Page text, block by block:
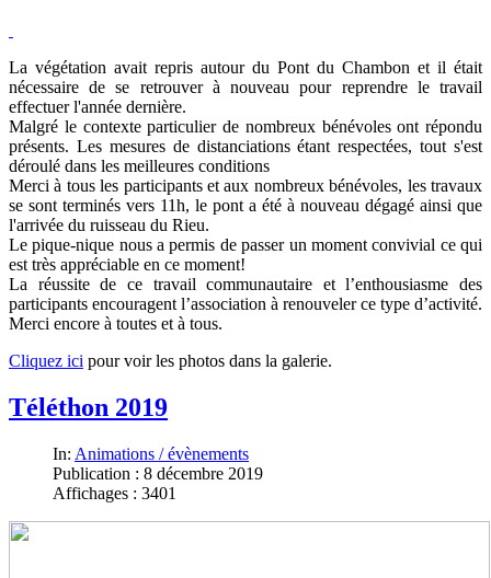
La végétation avait repris autour du Pont du Chambon et il était
nécessaire de se retrouver à nouveau pour reprendre le travail
effectuer l'année dernière.
Malgré le contexte particulier de nombreux bénévoles ont répondu
présents. Les mesures de distanciations étant respectées, tout s'est
déroulé dans les meilleures conditions
Merci à tous les participants et aux nombreux bénévoles, les travaux
se sont terminés vers 11h, le pont a été à nouveau dégagé ainsi que
l'arrivée du ruisseau du Rieu.
Le pique-nique nous a permis de passer un moment convivial ce qui
est très appréciable en ce moment!
La réussite de ce travail communautaire et l’enthousiasme des
participants encouragent l’association à renouveler ce type d’activité.
Merci encore à toutes et à tous.
Cliquez ici pour voir les photos dans la galerie.
Téléthon 2019
In: Animations / évènements
Publication : 8 décembre 2019
Affichages : 3401